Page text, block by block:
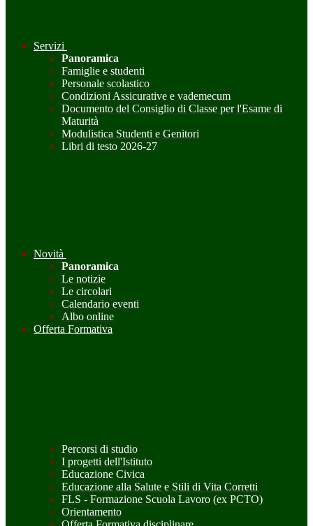
Servizi
Panoramica
Famiglie e studenti
Personale scolastico
Condizioni Assicurative e vademecum
Documento del Consiglio di Classe per l'Esame di
Maturità
Modulistica Studenti e Genitori
Libri di testo 2026-27
Novità
Panoramica
Le notizie
Le circolari
Calendario eventi
Albo online
Offerta Formativa
Percorsi di studio
I progetti dell'Istituto
Educazione Civica
Educazione alla Salute e Stili di Vita Corretti
FLS - Formazione Scuola Lavoro (ex PCTO)
Orientamento